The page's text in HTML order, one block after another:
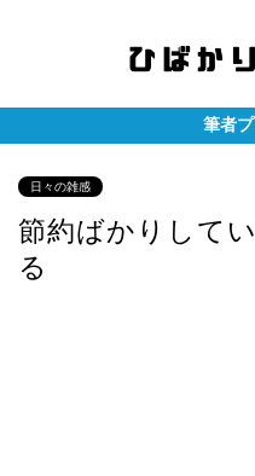
筆者
日々の雑感
節約ばかりして
る